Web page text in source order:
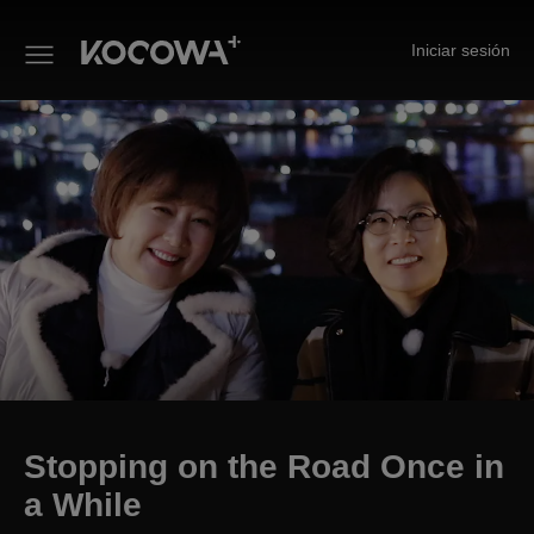
Iniciar sesión
Stopping on the Road Once in
Stopping on the Road Once in
a While